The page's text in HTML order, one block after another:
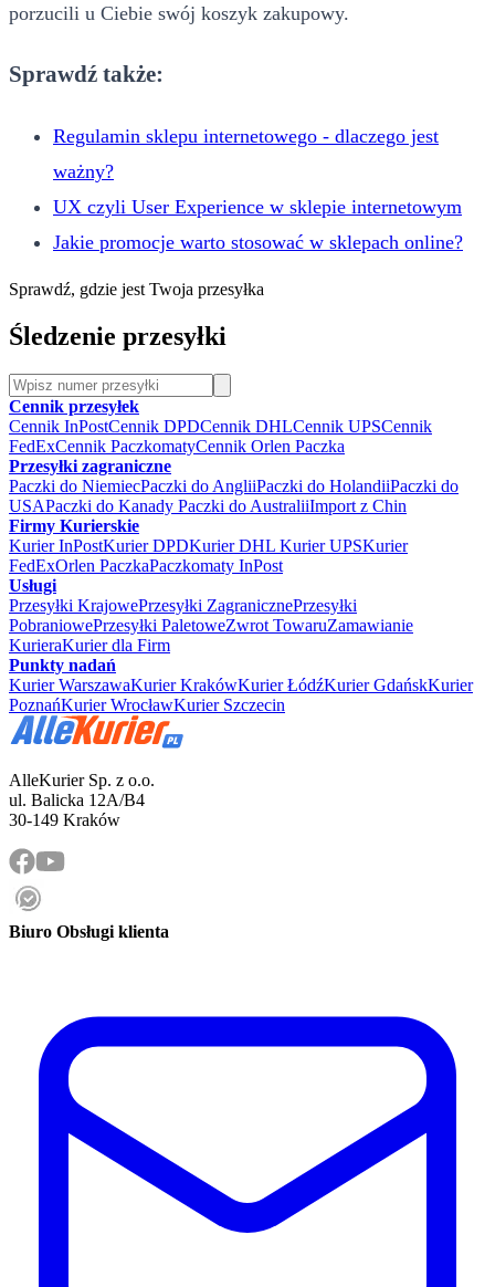
porzucili u Ciebie swój koszyk zakupowy.
Sprawdź także:
Regulamin sklepu internetowego - dlaczego jest
ważny?
UX czyli User Experience w sklepie internetowym
Jakie promocje warto stosować w sklepach online?
Sprawdź, gdzie jest Twoja przesyłka
Śledzenie przesyłki
Cennik przesyłek
Cennik InPostCennik DPDCennik DHLCennik UPSCennik
FedExCennik PaczkomatyCennik Orlen Paczka
Przesyłki zagraniczne
Paczki do NiemiecPaczki do AngliiPaczki do HolandiiPaczki do
USAPaczki do Kanady Paczki do AustraliiImport z Chin
Firmy Kurierskie
Kurier InPostKurier DPDKurier DHL Kurier UPSKurier
FedExOrlen PaczkaPaczkomaty InPost
Usługi
Przesyłki KrajowePrzesyłki ZagranicznePrzesyłki
PobraniowePrzesyłki PaletoweZwrot TowaruZamawianie
KurieraKurier dla Firm
Punkty nadań
Kurier WarszawaKurier KrakówKurier ŁódźKurier GdańskKurier
PoznańKurier WrocławKurier Szczecin
AlleKurier Sp. z o.o.
ul. Balicka 12A/B4
30-149 Kraków
Biuro Obsługi klienta